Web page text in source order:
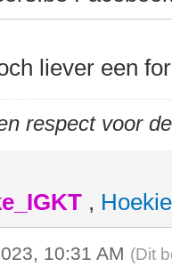
liever een
respect voor
, Hoekie
10:31 AM (Dit